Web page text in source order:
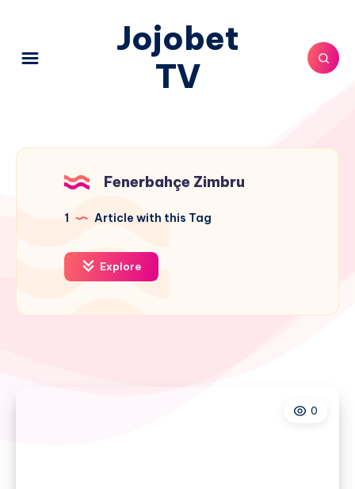
Jojobet
TV
Fenerbahçe Zimbru
1 Article with this Tag
Explore
0